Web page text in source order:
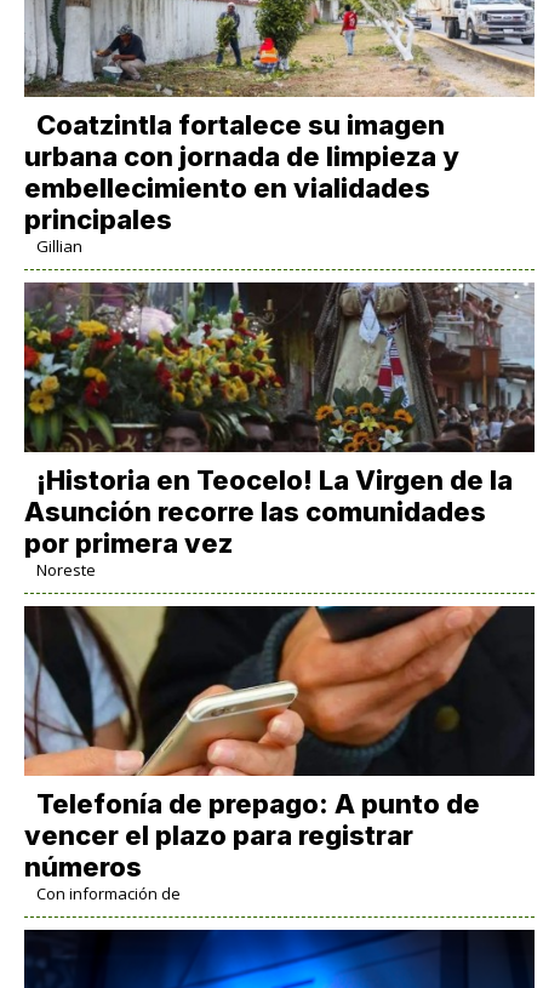
Coatzintla fortalece su imagen
urbana con jornada de limpieza y
embellecimiento en vialidades
principales
Gillian
​¡Historia en Teocelo! La Virgen de la
Asunción recorre las comunidades
por primera vez
Noreste
Telefonía de prepago: A punto de
vencer el plazo para registrar
números
Con información de